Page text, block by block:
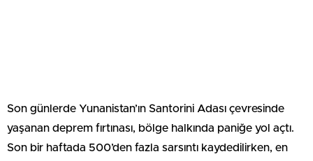
Son günlerde Yunanistan’ın Santorini Adası çevresinde
yaşanan deprem fırtınası, bölge halkında paniğe yol açtı.
Son bir haftada 500’den fazla sarsıntı kaydedilirken, en